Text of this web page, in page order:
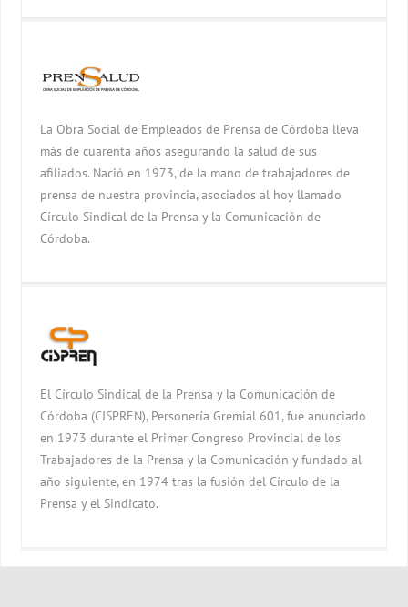
La Obra Social de Empleados de Prensa de Córdoba lleva
más de cuarenta años asegurando la salud de sus
afiliados. Nació en 1973, de la mano de trabajadores de
prensa de nuestra provincia, asociados al hoy llamado
Círculo Sindical de la Prensa y la Comunicación de
Córdoba.
El Círculo Sindical de la Prensa y la Comunicación de
Córdoba (CISPREN), Personería Gremial 601, fue anunciado
en 1973 durante el Primer Congreso Provincial de los
Trabajadores de la Prensa y la Comunicación y fundado al
año siguiente, en 1974 tras la fusión del Círculo de la
Prensa y el Sindicato.